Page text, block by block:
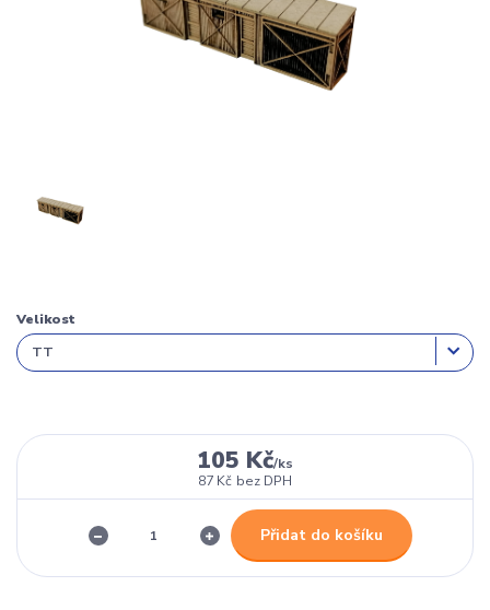
Velikost
105 Kč/ks
87 Kč bez DPH
Přidat do košíku